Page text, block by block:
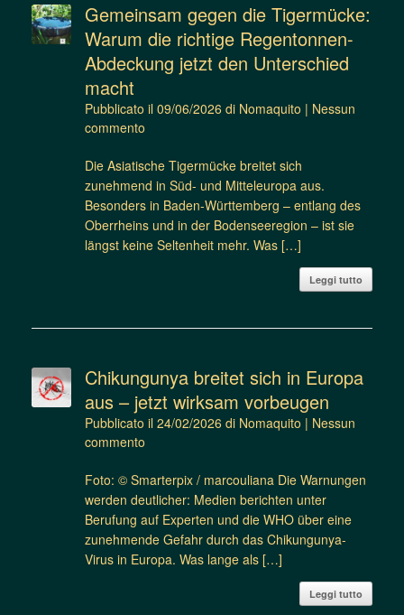
Gemeinsam gegen die Tigermücke:
Warum die richtige Regentonnen-
Abdeckung jetzt den Unterschied
macht
Pubblicato il 09/06/2026 di Nomaquito | Nessun
commento
Die Asiatische Tigermücke breitet sich
zunehmend in Süd- und Mitteleuropa aus.
Besonders in Baden-Württemberg – entlang des
Oberrheins und in der Bodenseeregion – ist sie
längst keine Seltenheit mehr. Was […]
Leggi tutto
Chikungunya breitet sich in Europa
aus – jetzt wirksam vorbeugen
Pubblicato il 24/02/2026 di Nomaquito | Nessun
commento
Foto: © Smarterpix / marcouliana Die Warnungen
werden deutlicher: Medien berichten unter
Berufung auf Experten und die WHO über eine
zunehmende Gefahr durch das Chikungunya-
Virus in Europa. Was lange als […]
Leggi tutto